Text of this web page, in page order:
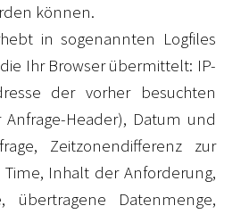
können.
in sogenannten Logfiles
Ihr Browser übermittelt: IP-
der vorher besuchten
Anfrage-Header), Datum und
Zeitzonendifferenz zur
Time, Inhalt der Anforderung,
übertragene Datenmenge,